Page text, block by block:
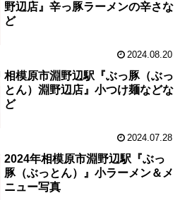
野辺店』辛っ豚ラーメンの辛さな
ど
2024.08.20
相模原市淵野辺駅『ぶっ豚（ぶっ
とん）淵野辺店』小つけ麺などな
ど
2024.07.28
2024年相模原市淵野辺駅『ぶっ
豚（ぶっとん）』小ラーメン＆メ
ニュー写真